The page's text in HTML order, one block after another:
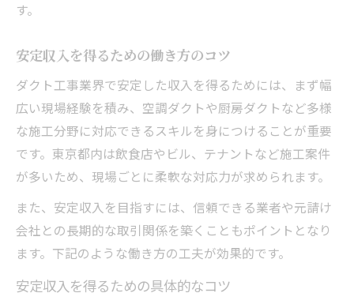
す。
安定収入を得るための働き方のコツ
ダクト工事業界で安定した収入を得るためには、まず幅
広い現場経験を積み、空調ダクトや厨房ダクトなど多様
な施工分野に対応できるスキルを身につけることが重要
です。東京都内は飲食店やビル、テナントなど施工案件
が多いため、現場ごとに柔軟な対応力が求められます。
また、安定収入を目指すには、信頼できる業者や元請け
会社との長期的な取引関係を築くこともポイントとなり
ます。下記のような働き方の工夫が効果的です。
安定収入を得るための具体的なコツ